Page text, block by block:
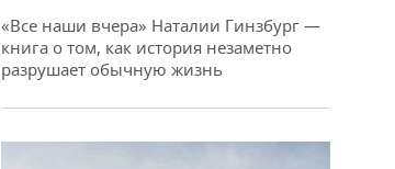
«Все наши вчера» Наталии Гинзбург —
книга о том, как история незаметно
разрушает обычную жизнь